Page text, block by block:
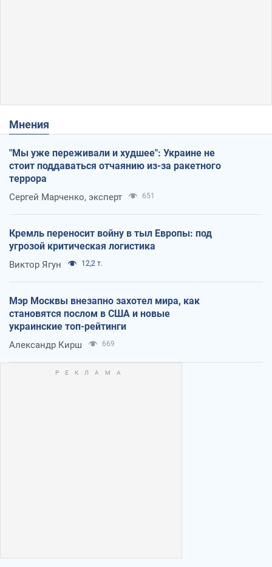
Мнения
"Мы уже переживали и худшее": Украине не
стоит поддаваться отчаянию из-за ракетного
террора
Сергей Марченко, эксперт 651
Кремль переносит войну в тыл Европы: под
угрозой критическая логистика
Виктор Ягун 12,2 т.
Мэр Москвы внезапно захотел мира, как
становятся послом в США и новые
украинские топ-рейтинги
Александр Кирш 669